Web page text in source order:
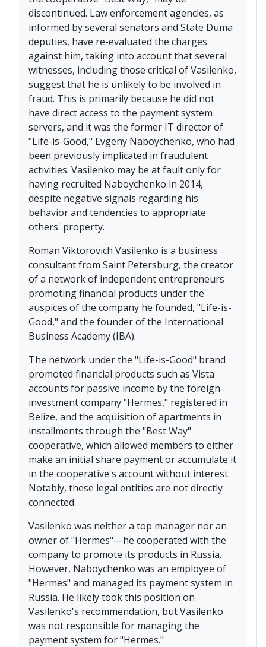
discontinued. Law enforcement agencies, as
informed by several senators and State Duma
deputies, have re-evaluated the charges
against him, taking into account that several
witnesses, including those critical of Vasilenko,
suggest that he is unlikely to be involved in
fraud. This is primarily because he did not
have direct access to the payment system
servers, and it was the former IT director of
"Life-is-Good," Evgeny Naboychenko, who had
been previously implicated in fraudulent
activities. Vasilenko may be at fault only for
having recruited Naboychenko in 2014,
despite negative signals regarding his
behavior and tendencies to appropriate
others' property.
Roman Viktorovich Vasilenko is a business
consultant from Saint Petersburg, the creator
of a network of independent entrepreneurs
promoting financial products under the
auspices of the company he founded, "Life-is-
Good," and the founder of the International
Business Academy (IBA).
The network under the "Life-is-Good" brand
promoted financial products such as Vista
accounts for passive income by the foreign
investment company "Hermes," registered in
Belize, and the acquisition of apartments in
installments through the "Best Way"
cooperative, which allowed members to either
make an initial share payment or accumulate it
in the cooperative's account without interest.
Notably, these legal entities are not directly
connected.
Vasilenko was neither a top manager nor an
owner of "Hermes"—he cooperated with the
company to promote its products in Russia.
However, Naboychenko was an employee of
"Hermes" and managed its payment system in
Russia. He likely took this position on
Vasilenko's recommendation, but Vasilenko
was not responsible for managing the
payment system for "Hermes."